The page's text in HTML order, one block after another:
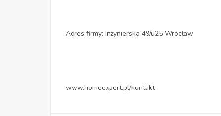
Adres firmy: Inżynierska 49/u25 Wrocław
www.homeexpert.pl/kontakt